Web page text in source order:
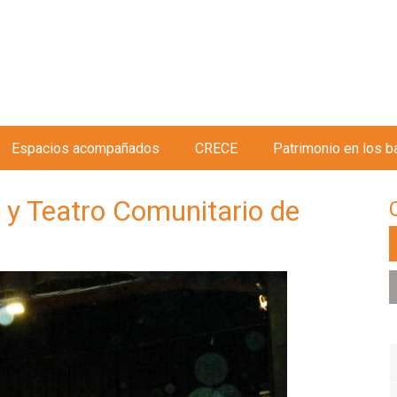
Teatro Comunitario de
Espacios acompañados CRECE Patrimonio en los